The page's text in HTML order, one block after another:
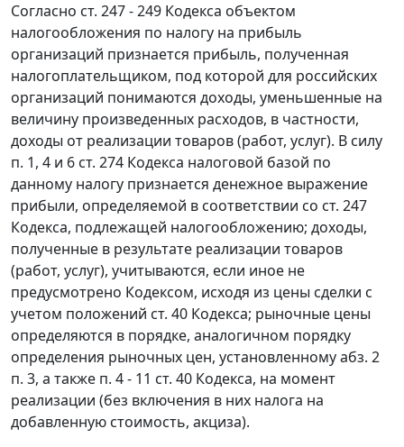
Согласно ст. 247 - 249 Кодекса объектом
налогообложения по налогу на прибыль
организаций признается прибыль, полученная
налогоплательщиком, под которой для российских
организаций понимаются доходы, уменьшенные на
величину произведенных расходов, в частности,
доходы от реализации товаров (работ, услуг). В силу
п. 1, 4 и 6 ст. 274 Кодекса налоговой базой по
данному налогу признается денежное выражение
прибыли, определяемой в соответствии со ст. 247
Кодекса, подлежащей налогообложению; доходы,
полученные в результате реализации товаров
(работ, услуг), учитываются, если иное не
предусмотрено Кодексом, исходя из цены сделки с
учетом положений ст. 40 Кодекса; рыночные цены
определяются в порядке, аналогичном порядку
определения рыночных цен, установленномуабз. 2
п. 3, а также п. 4 - 11 ст. 40 Кодекса, на момент
реализации (без включения в них налога на
добавленную стоимость, акциза).